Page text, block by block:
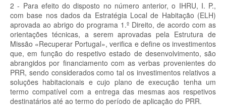
2 - Para efeito do disposto no número anterior, o IHRU, I. P.,
com base nos dados da Estratégia Local de Habitação (ELH)
aprovada ao abrigo do programa 1.º Direito, de acordo com as
orientações técnicas, a serem aprovadas pela Estrutura de
Missão «Recuperar Portugal», verifica e define os investimentos
que, em função do respetivo estado de desenvolvimento, são
abrangidos por financiamento com as verbas provenientes do
PRR, sendo considerados como tal os investimentos relativos a
soluções habitacionais e cujo plano de execução tenha um
termo compatível com a entrega das mesmas aos respetivos
destinatários até ao termo do período de aplicação do PRR.